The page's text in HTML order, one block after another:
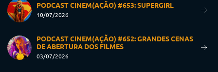
PODCAST CINEM(AÇÃO) #653: SUPERGIRL
10/07/2026
PODCAST CINEM(AÇÃO) #652: GRANDES CENAS
DE ABERTURA DOS FILMES
03/07/2026